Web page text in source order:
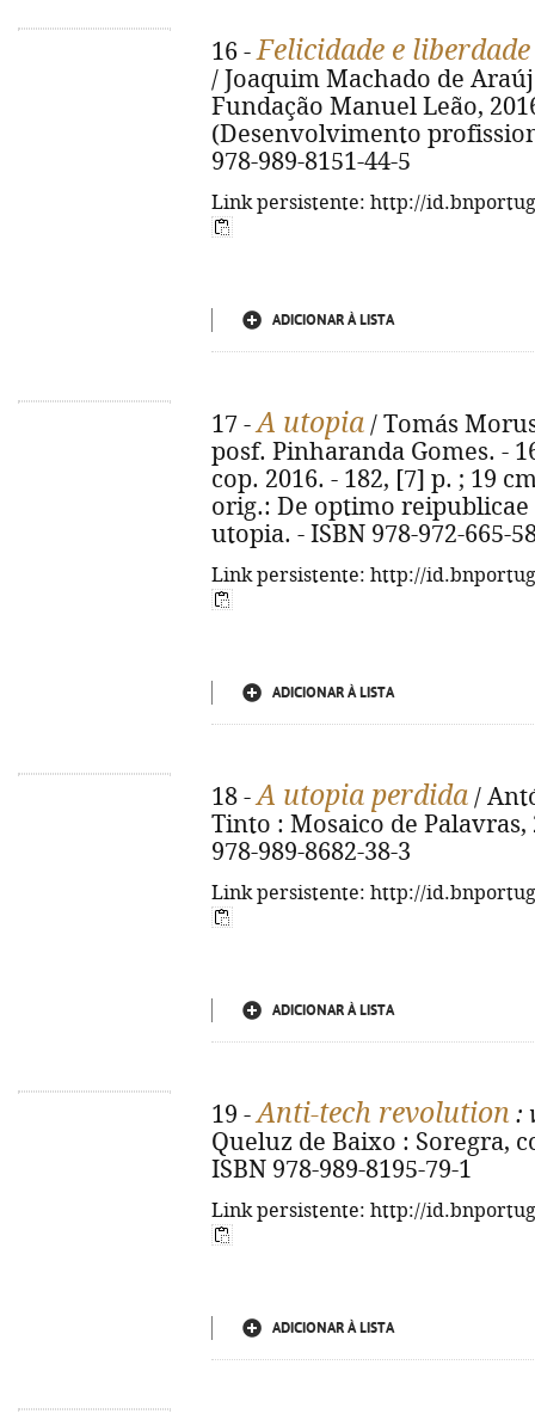
16 -Felicidade e liberdade
/ Joaquim Machado de
Fundação Manuel Leão,
(Desenvolvimento
978-989-8151-44-5
Link persistente: http://
ADICIONAR À LISTA
17 -A utopia / Tomás
posf. Pinharanda Gomes. -
cop. 2016. - 182, [7] p. ; 19
orig.: De optimo
utopia. - ISBN 978-972-665-
Link persistente: http://
ADICIONAR À LISTA
18 -A utopia perdida /
Tinto : Mosaico de Palavras,
978-989-8682-38-3
Link persistente: http://
ADICIONAR À LISTA
19 -Anti-tech revolution :
Queluz de Baixo : Soregra,
ISBN 978-989-8195-79-1
Link persistente: http://
ADICIONAR À LISTA